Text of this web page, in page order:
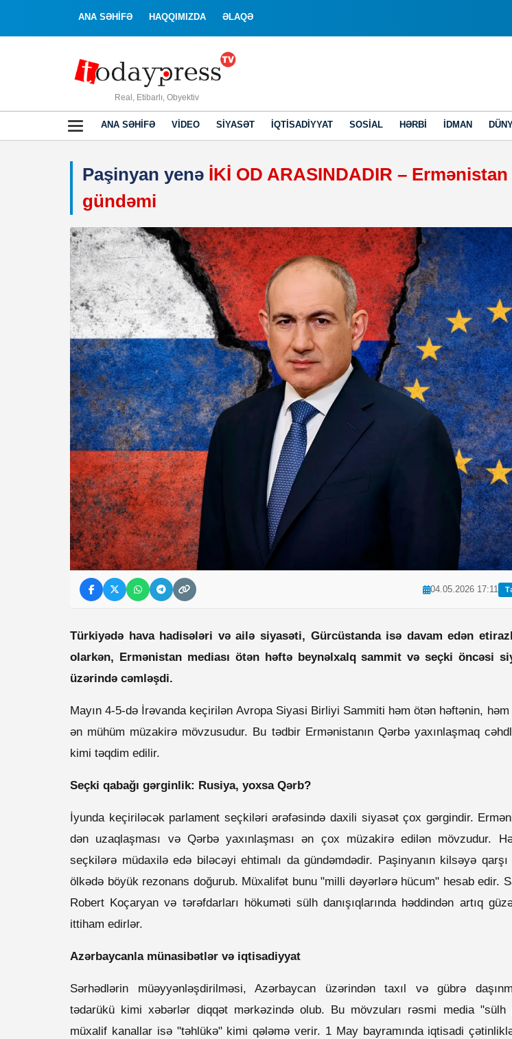
ANA SƏHİFƏ HAQQIMIZDA ƏLAQƏ
Real, Etibarlı, Obyektiv
ANA SƏHIFƏ VIDEO SIYASƏT İQTISADIYYAT SOSIAL HƏRBI İDMAN
Paşinyan yenə İKİ OD ARASINDADIR – Ermənistan
gündəmi
04.05.2026 17:11
Türkiyədə hava hadisələri və ailə siyasəti, Gürcüstanda isə davam edən
olarkən, Ermənistan mediası ötən həftə beynəlxalq sammit və seçki öncəsi
üzərində cəmləşdi.
Mayın 4-5-də İrəvanda keçirilən Avropa Siyasi Birliyi Sammiti həm ötən həftənin,
ən mühüm müzakirə mövzusudur. Bu tədbir Ermənistanın Qərbə yaxınlaşmaq
kimi təqdim edilir.
Seçki qabağı gərginlik: Rusiya, yoxsa Qərb?
İyunda keçiriləcək parlament seçkiləri ərəfəsində daxili siyasət çox gərgindir.
dən uzaqlaşması və Qərbə yaxınlaşması ən çox müzakirə edilən mövzudur.
seçkilərə müdaxilə edə biləcəyi ehtimalı da gündəmdədir. Paşinyanın kilsəyə
ölkədə böyük rezonans doğurub. Müxalifət bunu "milli dəyərlərə hücum" hesab edir.
Robert Koçaryan və tərəfdarları hökuməti sülh danışıqlarında həddindən artıq
ittiham edirlər.
Azərbaycanla münasibətlər və iqtisadiyyat
Sərhədlərin müəyyənləşdirilməsi, Azərbaycan üzərindən taxıl və gübrə
tədarükü kimi xəbərlər diqqət mərkəzində olub. Bu mövzuları rəsmi media "sülh
müxalif kanallar isə "təhlükə" kimi qələmə verir. 1 May bayramında iqtisadi